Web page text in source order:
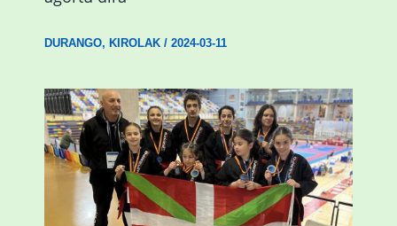
DURANGO, KIROLAK/ 2024-03-11